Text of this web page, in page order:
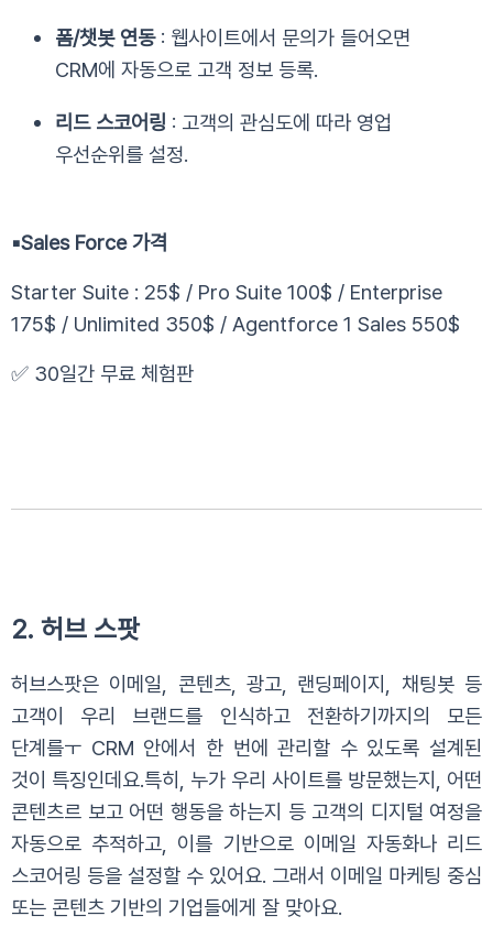
폼/챗봇 연동: 웹사이트에서 문의가 들어오면
CRM에 자동으로 고객 정보 등록.
리드 스코어링 : 고객의 관심도에 따라 영업
우선순위를 설정.
▪️Sales Force 가격
Starter Suite : 25$ / Pro Suite 100$ / Enterprise
175$ / Unlimited 350$ / Agentforce 1 Sales 550$
✅ 30일간 무료 체험판
2. 허브 스팟
허브스팟은 이메일, 콘텐츠, 광고, 랜딩페이지, 채팅봇 등
고객이 우리 브랜드를 인식하고 전환하기까지의 모든
단계를ㅜ CRM 안에서 한 번에 관리할 수 있도록 설계된
것이 특징인데요.특히, 누가 우리 사이트를 방문했는지, 어떤
콘텐츠르 보고 어떤 행동을 하는지 등 고객의 디지털 여정을
자동으로 추적하고, 이를 기반으로 이메일 자동화나 리드
스코어링 등을 설정할 수 있어요. 그래서 이메일 마케팅 중심
또는 콘텐츠 기반의 기업들에게 잘 맞아요.